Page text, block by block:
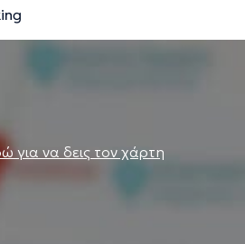
για να δεις τον χάρτη